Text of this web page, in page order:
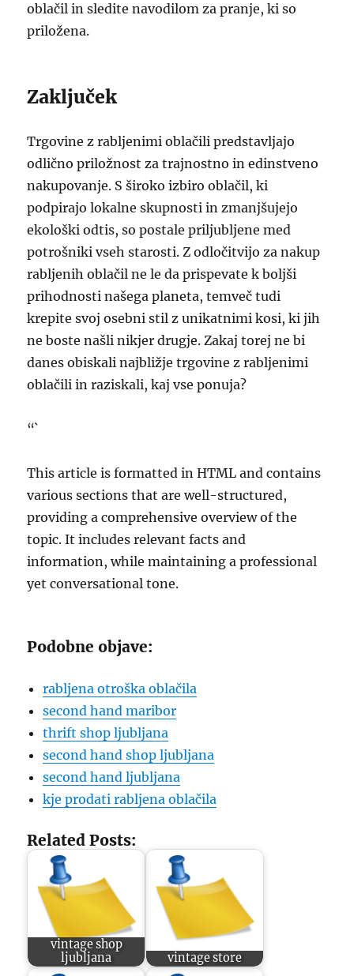
oblačil in sledite navodilom za pranje, ki so
priložena.
Zaključek
Trgovine z rabljenimi oblačili predstavljajo
odlično priložnost za trajnostno in edinstveno
nakupovanje. S široko izbiro oblačil, ki
podpirajo lokalne skupnosti in zmanjšujejo
ekološki odtis, so postale priljubljene med
potrošniki vseh starosti. Z odločitvijo za nakup
rabljenih oblačil ne le da prispevate k boljši
prihodnosti našega planeta, temveč tudi
krepite svoj osebni stil z unikatnimi kosi, ki jih
ne boste našli nikjer drugje. Zakaj torej ne bi
danes obiskali najbližje trgovine z rabljenimi
oblačili in raziskali, kaj vse ponuja?
“`
This article is formatted in HTML and contains
various sections that are well-structured,
providing a comprehensive overview of the
topic. It includes relevant facts and
information, while maintaining a professional
yet conversational tone.
Podobne objave:
rabljena otroška oblačila
second hand maribor
thrift shop ljubljana
second hand shop ljubljana
second hand ljubljana
kje prodati rabljena oblačila
Related Posts:
vintage shop
ljubljana
vintage store